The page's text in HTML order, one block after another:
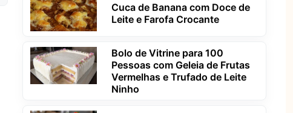
Cuca de Banana com Doce de
Leite e Farofa Crocante
Bolo de Vitrine para 100
Pessoas com Geleia de Frutas
Vermelhas e Trufado de Leite
Ninho